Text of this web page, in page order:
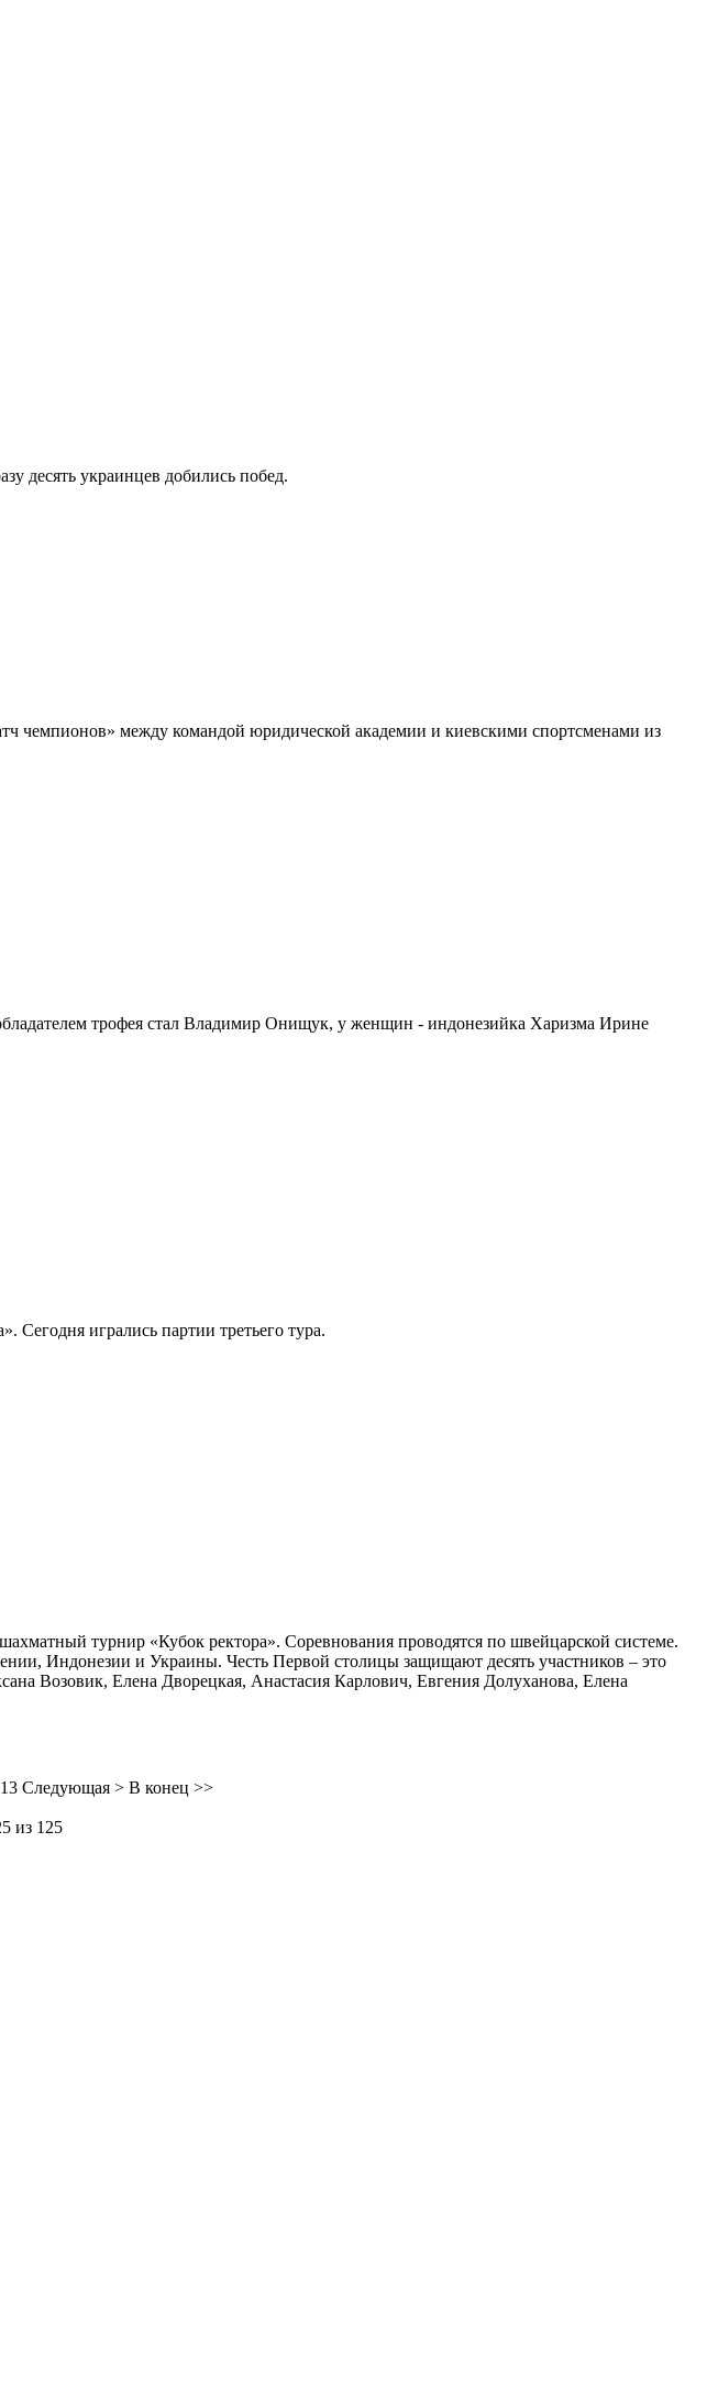
десять украинцев добились побед.
чемпионов» между командой юридической академии и киевскими спортсменами из
трофея стал Владимир Онищук, у женщин - индонезийка Харизма Ирине
игрались партии третьего тура.
турнир «Кубок ректора». Соревнования проводятся по швейцарской системе.
Индонезии и Украины. Честь Первой столицы защищают десять участников – это
Возовик, Елена Дворецкая, Анастасия Карлович, Евгения Долуханова, Елена
13 Следующая > В конец >>
из 125